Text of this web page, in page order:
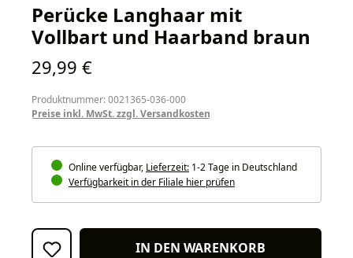
Perücke Langhaar mit
Vollbart und Haarband braun
Regulärer Preis:
29,99 €
Produktnummer: 0021365-036-000
Preise inkl. MwSt. zzgl. Versandkosten
Online verfügbar, Lieferzeit: 1-2 Tage in Deutschland
Verfügbarkeit in der Filiale hier prüfen
IN DEN WARENKORB